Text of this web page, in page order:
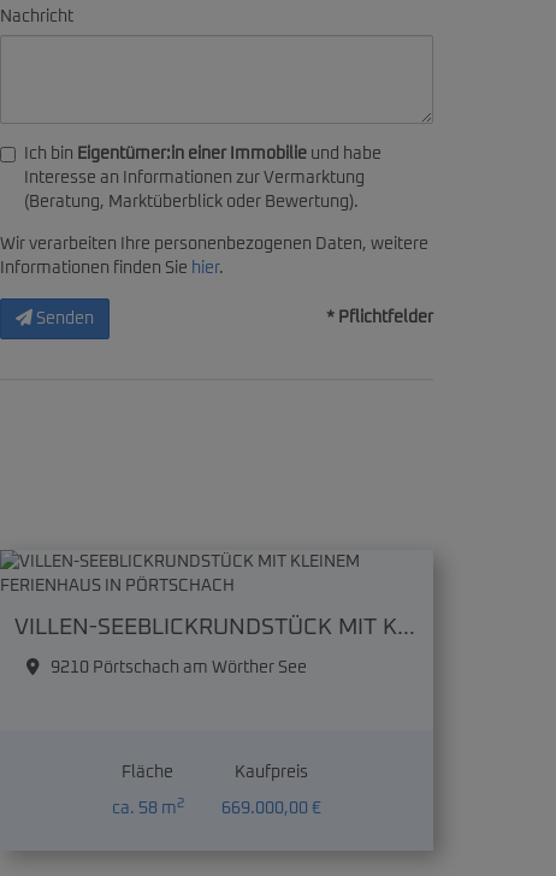
Nachricht
Ich bin Eigentümer:in einer Immobilie und habe
Interesse an Informationen zur Vermarktung
(Beratung, Marktüberblick oder Bewertung).
Wir verarbeiten Ihre personenbezogenen Daten, weitere
Informationen finden Sie hier.
Senden * Pflichtfelder
VILLEN-SEEBLICKRUNDSTÜCK MIT KLEINEM FERIENHAUS IN PÖRTSCHACH
9210 Pörtschach am Wörther See
Fläche
ca. 58 m2
Kaufpreis
669.000,00 €